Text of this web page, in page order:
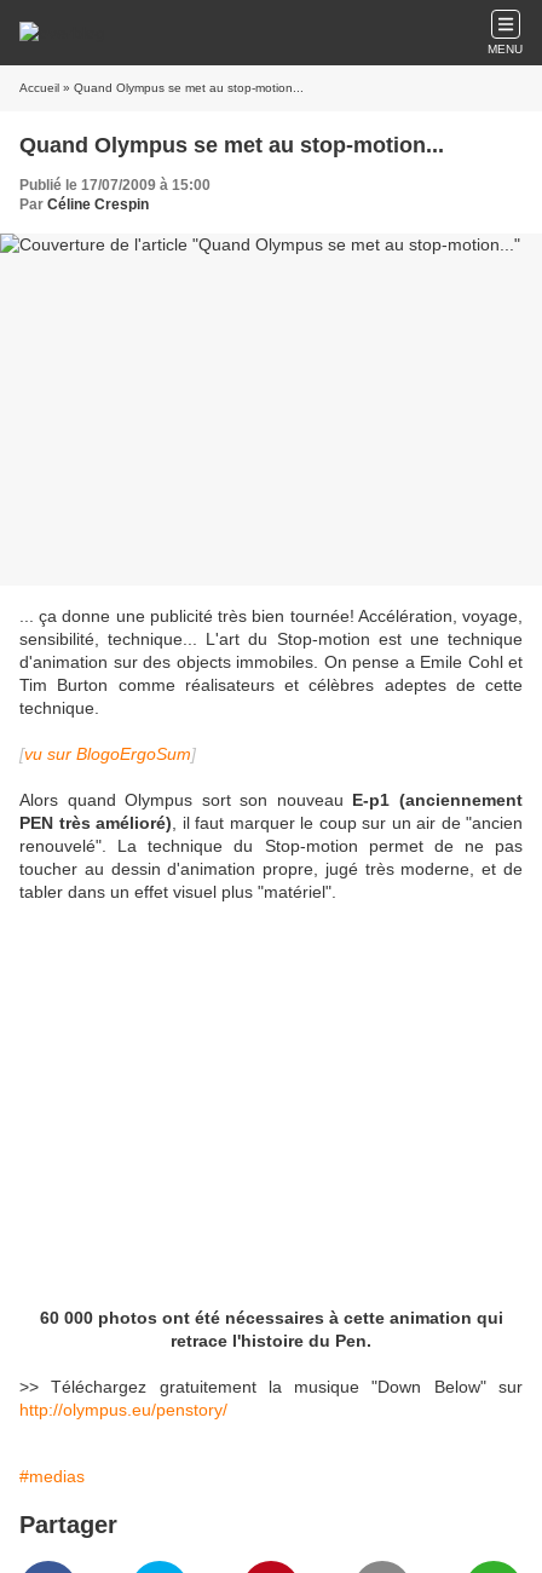
MENU
Accueil » Quand Olympus se met au stop-motion...
Quand Olympus se met au stop-motion...
Publié le 17/07/2009 à 15:00
Par Céline Crespin
... ça donne une publicité très bien tournée! Accélération, voyage,
sensibilité, technique... L'art du Stop-motion est une technique
d'animation sur des objects immobiles. On pense a Emile Cohl et
Tim Burton comme réalisateurs et célèbres adeptes de cette
technique.
[vu sur BlogoErgoSum]
Alors quand Olympus sort son nouveau E-p1 (anciennement
PEN très amélioré) , il faut marquer le coup sur un air de "ancien
renouvelé". La technique du Stop-motion permet de ne pas
toucher au dessin d'animation propre, jugé très moderne, et de
tabler dans un effet visuel plus "matériel".
60 000 photos ont été nécessaires à cette animation qui
retrace l'histoire du Pen.
>> Téléchargez gratuitement la musique "Down Below" sur
http://olympus.eu/penstory/
#medias
Partager